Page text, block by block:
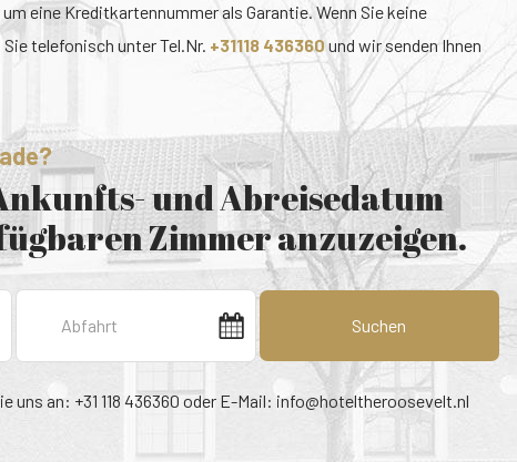
eine Kreditkartennummer als Garantie. Wenn Sie keine
telefonisch unter Tel.Nr. +31118 436360 und wir senden Ihnen
und Abreisedatum
Zimmer anzuzeigen.
Suchen
uns an: +31 118 436360 oder E-Mail: info@hoteltheroosevelt.nl